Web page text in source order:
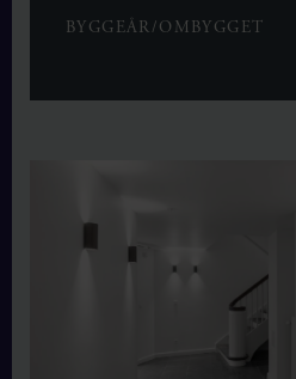
BYGGEÅR/OMBYGGET